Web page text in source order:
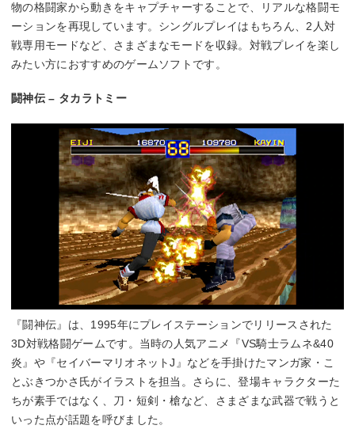
物の格闘家から動きをキャプチャーすることで、リアルな格闘モ
ーションを再現しています。シングルプレイはもちろん、2人対
戦専用モードなど、さまざまなモードを収録。対戦プレイを楽し
みたい方におすすめのゲームソフトです。
闘神伝 – タカラトミー
『闘神伝』は、1995年にプレイステーションでリリースされた
3D対戦格闘ゲームです。当時の人気アニメ『VS騎士ラムネ&40
炎』や『セイバーマリオネットJ』などを手掛けたマンガ家・こ
とぶきつかさ氏がイラストを担当。さらに、登場キャラクターた
ちが素手ではなく、刀・短剣・槍など、さまざまな武器で戦うと
いった点が話題を呼びました。